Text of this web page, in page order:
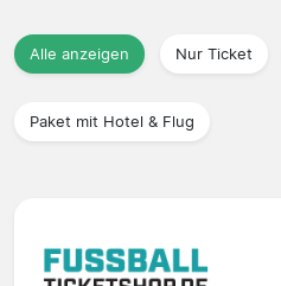
Alle anzeigen Nur Ticket
Paket mit Hotel & Flug